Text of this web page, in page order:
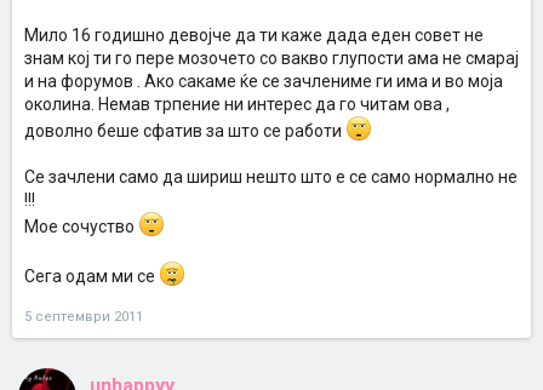
Мило 16 годишно девојче да ти каже дада еден совет не
знам кој ти го пере мозочето со вакво глупости ама не смарај
и на форумов . Ако сакаме ќе се зачлениме ги има и во моја
околина. Немав трпение ни интерес да го читам ова ,
доволно беше сфатив за што се работи
Се зачлени само да шириш нешто што е се само нормално не
!!!
Мое сочуство
Сега одам ми се
5 септември 2011